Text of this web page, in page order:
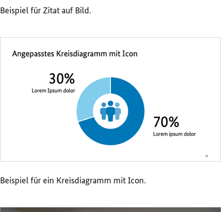
Beispiel für Zitat auf Bild.
Beispiel für ein Kreisdiagramm mit Icon.